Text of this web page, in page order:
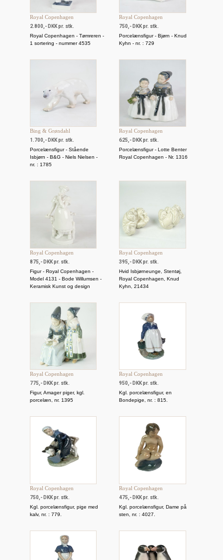
Royal Copenhagen
2.800,- DKK pr. stk.
Royal Copenhagen - Tømreren -
1 sortering - nummer 4535
Royal Copenhagen
750,- DKK pr. stk.
Porcelænsfigur - Bjørn - Knud
Kyhn - nr. : 729
Bing & Grøndahl
1.700,- DKK pr. stk.
Porcelænsfigur - Stående
Isbjørn - B&G - Niels Nielsen -
nr. : 1785
Royal Copenhagen
625,- DKK pr. stk.
Porcelænsfigur - Lotte Benter
Royal Copenhagen - Nr. 1316
Royal Copenhagen
875,- DKK pr. stk.
Figur - Royal Copenhagen -
Model 4131 - Bode Willumsen -
Keramisk Kunst og design
Royal Copenhagen
395,- DKK pr. stk.
Hvid Isbjørneunge, Stentøj,
Royal Copenhagen, Knud
Kyhn, 21434
Royal Copenhagen
775,- DKK pr. stk.
Figur, Amager piger, kgl.
porcelæn, nr. 1395
Royal Copenhagen
950,- DKK pr. stk.
Kgl. porcelænsfigur, en
Bondepige, nr. : 815.
Royal Copenhagen
750,- DKK pr. stk.
Kgl. porcelænsfigur, pige med
kalv, nr. : 779.
Royal Copenhagen
475,- DKK pr. stk.
Kgl. porcelænsfigur, Dame på
sten, nr. : 4027.